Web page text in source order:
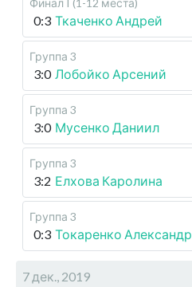
Финал I (1-12 места)
0:3 Ткаченко Андрей
Группа 3
3:0 Лобойко Арсений
Группа 3
3:0 Мусенко Даниил
Группа 3
3:2 Елхова Каролина
Группа 3
0:3 Токаренко Александр
7 дек., 2019